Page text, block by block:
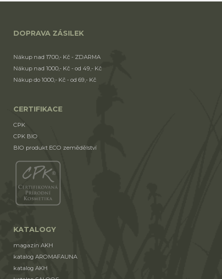
DOPRAVA ZÁSILEK
Nákup nad 1700,- Kč - ZDARMA
Nákup nad 1000,- Kč - od 49,- Kč
Nákup do 1000,- Kč - od 69,- Kč
CERTIFIKACE
CPK
CPK BIO
BIO produkt ECO zemědělství
KATALOGY
magazín AKH
katalog AROMAFAUNA
katalog AKH